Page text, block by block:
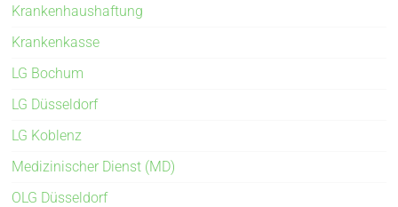
Krankenhaushaftung
Krankenkasse
LG Bochum
LG Düsseldorf
LG Koblenz
Medizinischer Dienst (MD)
OLG Düsseldorf